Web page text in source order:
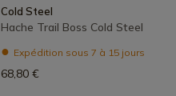
Cold Steel
Hache Trail Boss Cold Steel
Expédition sous 7 à 15 jours
68,80 €